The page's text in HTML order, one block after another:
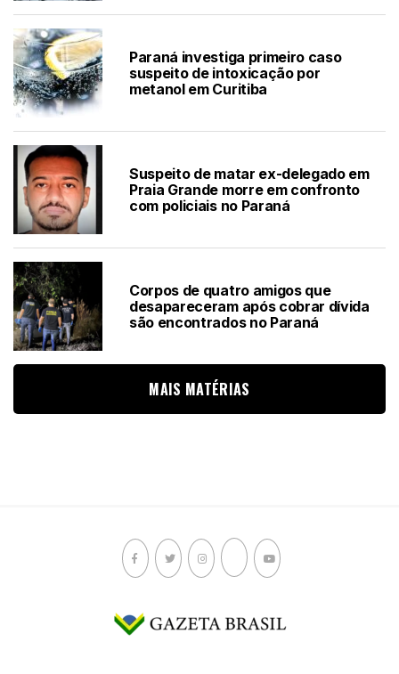
Paraná investiga primeiro caso
suspeito de intoxicação por
metanol em Curitiba
Suspeito de matar ex-delegado em
Praia Grande morre em confronto
com policiais no Paraná
Corpos de quatro amigos que
desapareceram após cobrar dívida
são encontrados no Paraná
MAIS MATÉRIAS